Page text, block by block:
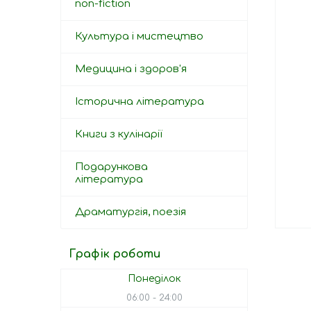
non-fiction
Культура і мистецтво
Медицина і здоров'я
Історична література
Книги з кулінарії
Подарункова
література
Драматургія, поезія
Графік роботи
Понеділок
06:00 24:00